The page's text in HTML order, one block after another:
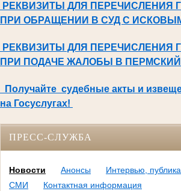
РЕКВИЗИТЫ ДЛЯ ПЕРЕЧИСЛЕНИЯ
ПРИ ОБРАЩЕНИИ В СУД С
РЕКВИЗИТЫ ДЛЯ ПЕРЕЧИСЛЕНИЯ
ПРИ ПОДАЧЕ ЖАЛОБЫ В
Получайте судебные акты и
на Госуслугах!
ПРЕСС-СЛУЖБА
Новости Анонсы
Интервью,
СМИ
Контактная информация